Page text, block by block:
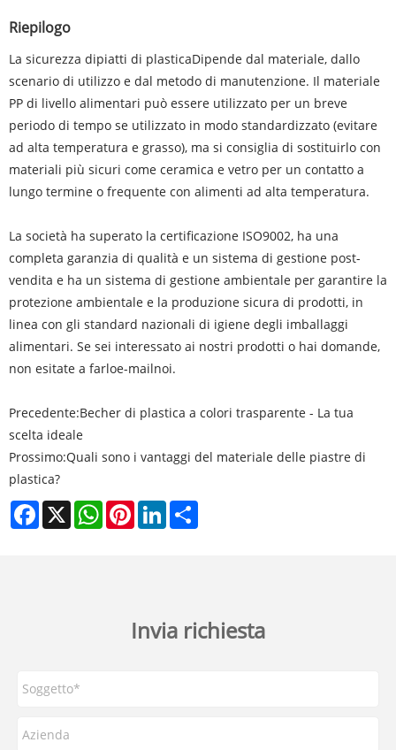
Riepilogo
La sicurezza dipiatti di plasticaDipende dal materiale, dallo
scenario di utilizzo e dal metodo di manutenzione. Il materiale
PP di livello alimentari può essere utilizzato per un breve
periodo di tempo se utilizzato in modo standardizzato (evitare
ad alta temperatura e grasso), ma si consiglia di sostituirlo con
materiali più sicuri come ceramica e vetro per un contatto a
lungo termine o frequente con alimenti ad alta temperatura.
La società ha superato la certificazione ISO9002, ha una
completa garanzia di qualità e un sistema di gestione post-
vendita e ha un sistema di gestione ambientale per garantire la
protezione ambientale e la produzione sicura di prodotti, in
linea con gli standard nazionali di igiene degli imballaggi
alimentari. Se sei interessato ai nostri prodotti o hai domande,
non esitate a farloe-mailnoi.
Precedente:Becher di plastica a colori trasparente - La tua
scelta ideale
Prossimo:Quali sono i vantaggi del materiale delle piastre di
plastica?
Facebook
X WhatsAppPinterestLinkedIn
Invia richiesta